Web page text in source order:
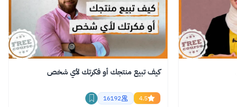
كيف تبيع منتجك أو فكرتك لأي شخص
4.5
16192